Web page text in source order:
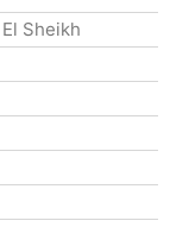
Sheikh